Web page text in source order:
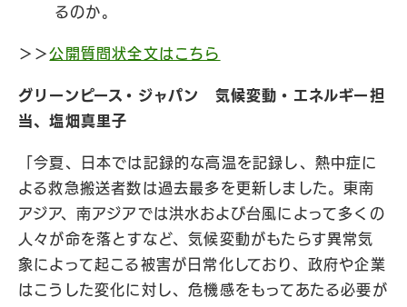
るのか。
＞＞公開質問状全文はこちら
グリーンピース・ジャパン 気候変動・エネルギー担
当、塩畑真里子
「今夏、日本では記録的な高温を記録し、熱中症に
よる救急搬送者数は過去最多を更新しました。東南
アジア、南アジアでは洪水および台風によって多くの
人々が命を落とすなど、気候変動がもたらす異常気
象によって起こる被害が日常化しており、政府や企業
はこうした変化に対し、危機感をもってあたる必要が